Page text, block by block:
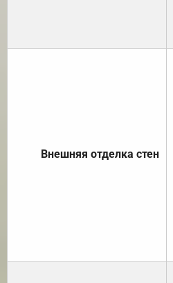
Внешняя отделка стен